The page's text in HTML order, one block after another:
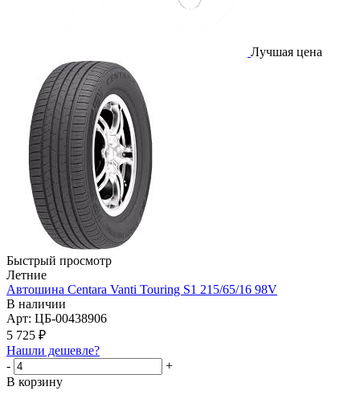
Лучшая цена
Быстрый просмотр
Летние
Автошина Centara Vanti Touring S1 215/65/16 98V
В наличии
Арт: ЦБ-00438906
5 725 ₽
Нашли дешевле?
-
+
В корзину